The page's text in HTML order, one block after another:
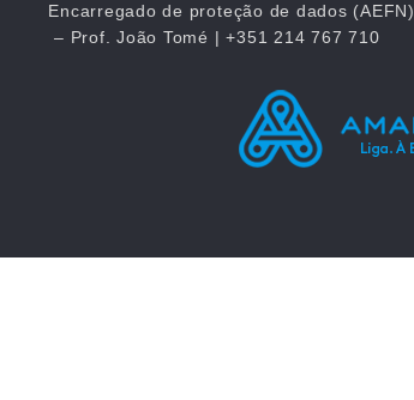
Encarregado de proteção de dados (AEFN)
– Prof. João Tomé | +351 214 767 710